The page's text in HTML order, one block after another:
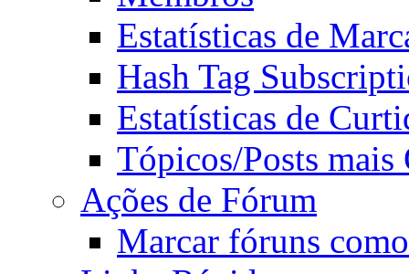
Estatísticas de
Hash Tag
Estatísticas de
Tópicos/Posts mais
Ações de Fórum
Marcar fóruns